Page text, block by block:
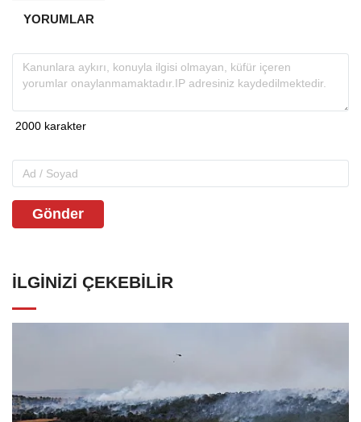
YORUMLAR
Gönder
İLGINIZI ÇEKEBILIR